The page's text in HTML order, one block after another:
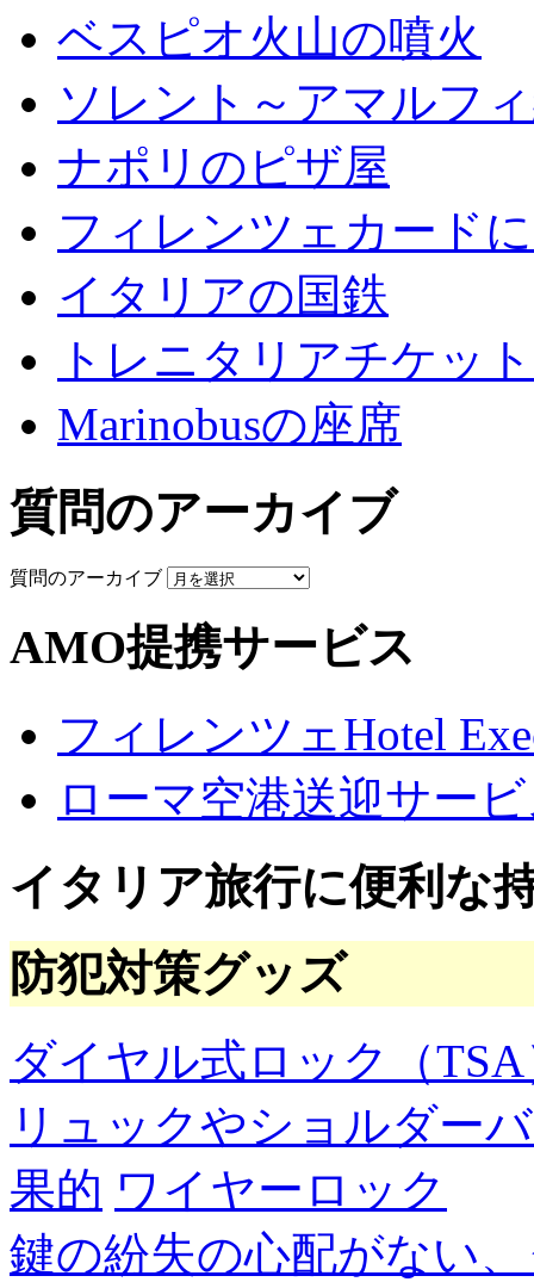
ベスピオ火山の噴火
ソレント～アマルフ
ナポリのピザ屋
フィレンツェカード
イタリアの国鉄
トレニタリアチケッ
Marinobusの座席
質問のアーカイブ
質問のアーカイブ
AMO提携サービス
フィレンツェHotel
ローマ空港送迎サー
イタリア旅行に便利な
防犯対策グッズ
ダイヤル式ロック（
リュックやショルダー
果的 ワイヤーロック
鍵の紛失の心配がない